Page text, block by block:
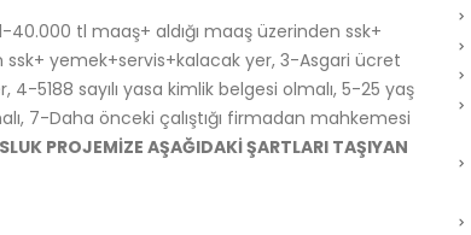
40.000 tl maaş+ aldığı maaş üzerinden ssk+
yemek+servis+kalacak yer, 3-Asgari ücret
5188 sayılı yasa kimlik belgesi olmalı, 5-25 yaş
7-Daha önceki çalıştığı firmadan mahkemesi
PROJEMİZE AŞAĞIDAKİ ŞARTLARI TAŞIYAN